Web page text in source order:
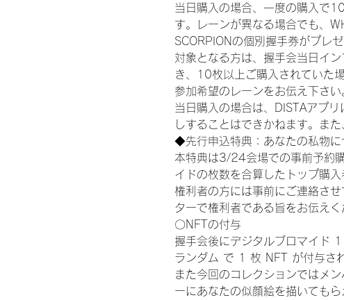
当日購入の場合、一度の購入で
す。レーンが異なる場合でも、
SCORPIONの個別握手券がプレ
対象となる方は、握手会当日イ
き、10枚以上ご購入されていた
参加希望のレーンをお伝え下さい
当日購入の場合は、DISTAアプ
しすることはできかねます。ま
◆先行申込特典：あなたの私物に
本特典は3/24会場での事前予約
イドの枚数を合算したトップ購
権利者の方には事前にご連絡さ
ターで権利者である旨をお伝えく
〇NFTの付与
握手会後にデジタルブロマイド
ランダム で 1 枚 NFT が付与され
また今回のコレクションではメ
ーにあなたの似顔絵を描いても